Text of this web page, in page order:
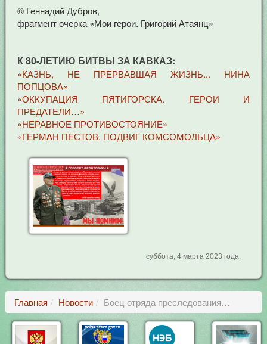
© Геннадий Дубров,
фрагмент очерка «Мои герои. Григорий Атаянц»
К 80-ЛЕТИЮ БИТВЫ ЗА КАВКАЗ:
«КАЗНЬ, НЕ ПРЕРВАВШАЯ ЖИЗНЬ... НИНА
ПОПЦОВА»
«ОККУПАЦИЯ ПЯТИГОРСКА. ГЕРОИ И
ПРЕДАТЕЛИ…»
«НЕРАВНОЕ ПРОТИВОСТОЯНИЕ»
«ГЕРМАН ПЕСТОВ. ПОДВИГ КОМСОМОЛЬЦА»
суббота, 4 марта 2023 года.
Главная Новости Боец отряда преследования…